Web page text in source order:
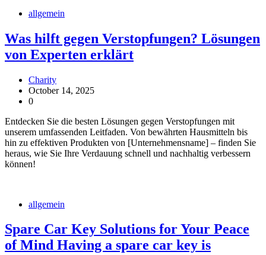
allgemein
Was hilft gegen Verstopfungen? Lösungen
von Experten erklärt
Charity
October 14, 2025
0
Entdecken Sie die besten Lösungen gegen Verstopfungen mit
unserem umfassenden Leitfaden. Von bewährten Hausmitteln bis
hin zu effektiven Produkten von [Unternehmensname] – finden Sie
heraus, wie Sie Ihre Verdauung schnell und nachhaltig verbessern
können!
allgemein
Spare Car Key Solutions for Your Peace
of Mind Having a spare car key is